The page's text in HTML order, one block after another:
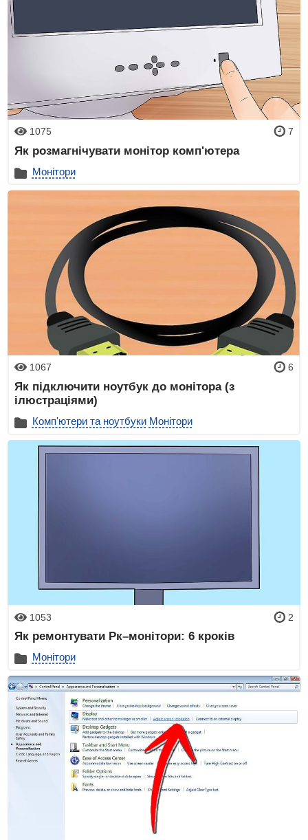
1075 7
Як розмагнічувати монітор комп'ютера
Монітори
1067 6
Як підключити ноутбук до монітора (з
ілюстраціями)
Комп'ютери та ноутбуки Монітори
1053 2
Як ремонтувати Рк–монітори: 6 кроків
Монітори